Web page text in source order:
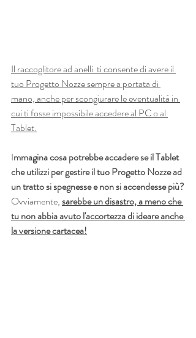
Il raccoglitore ad anelli  ti consente di avere il
tuo Progetto Nozze sempre a portata di
mano, anche per scongiurare le eventualità in
cui ti fosse impossibile accedere al PC o al
Tablet.
Immagina cosa potrebbe accadere se il Tablet
che utilizzi per gestire il tuo Progetto Nozze ad
un tratto si spegnesse e non si accendesse più?
Ovviamente, sarebbe un disastro, a meno che
tu non abbia avuto l'accortezza di ideare anche
la versione cartacea!